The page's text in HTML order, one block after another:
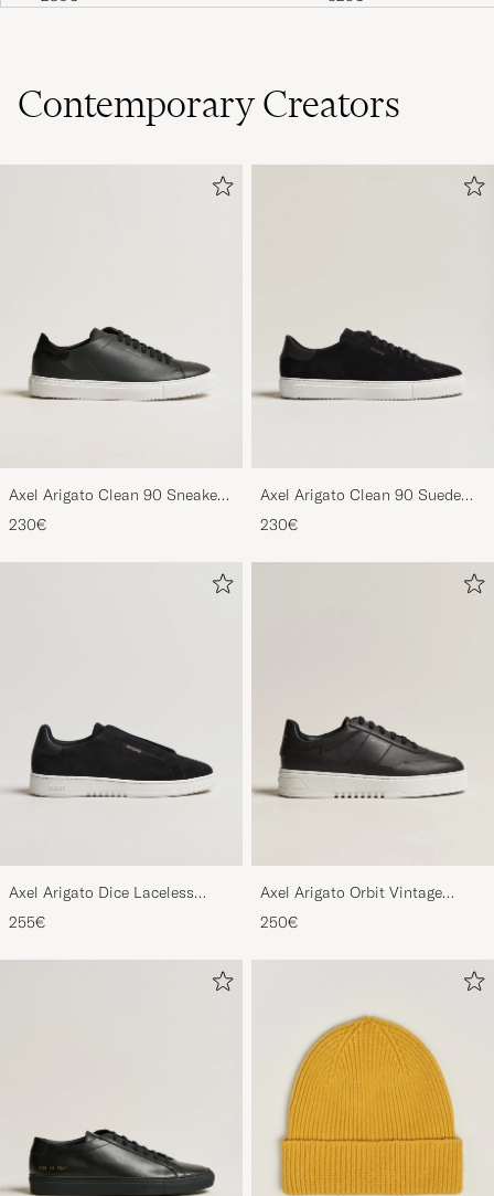
Contemporary Creators
Axel Arigato Clean 90 Sneaker
Black
230€
Axel Arigato Clean 90 Suede
Sneaker Black
230€
Axel Arigato Dice Laceless
Suede Sneaker Black
255€
Axel Arigato Orbit Vintage
Sneaker Black
250€